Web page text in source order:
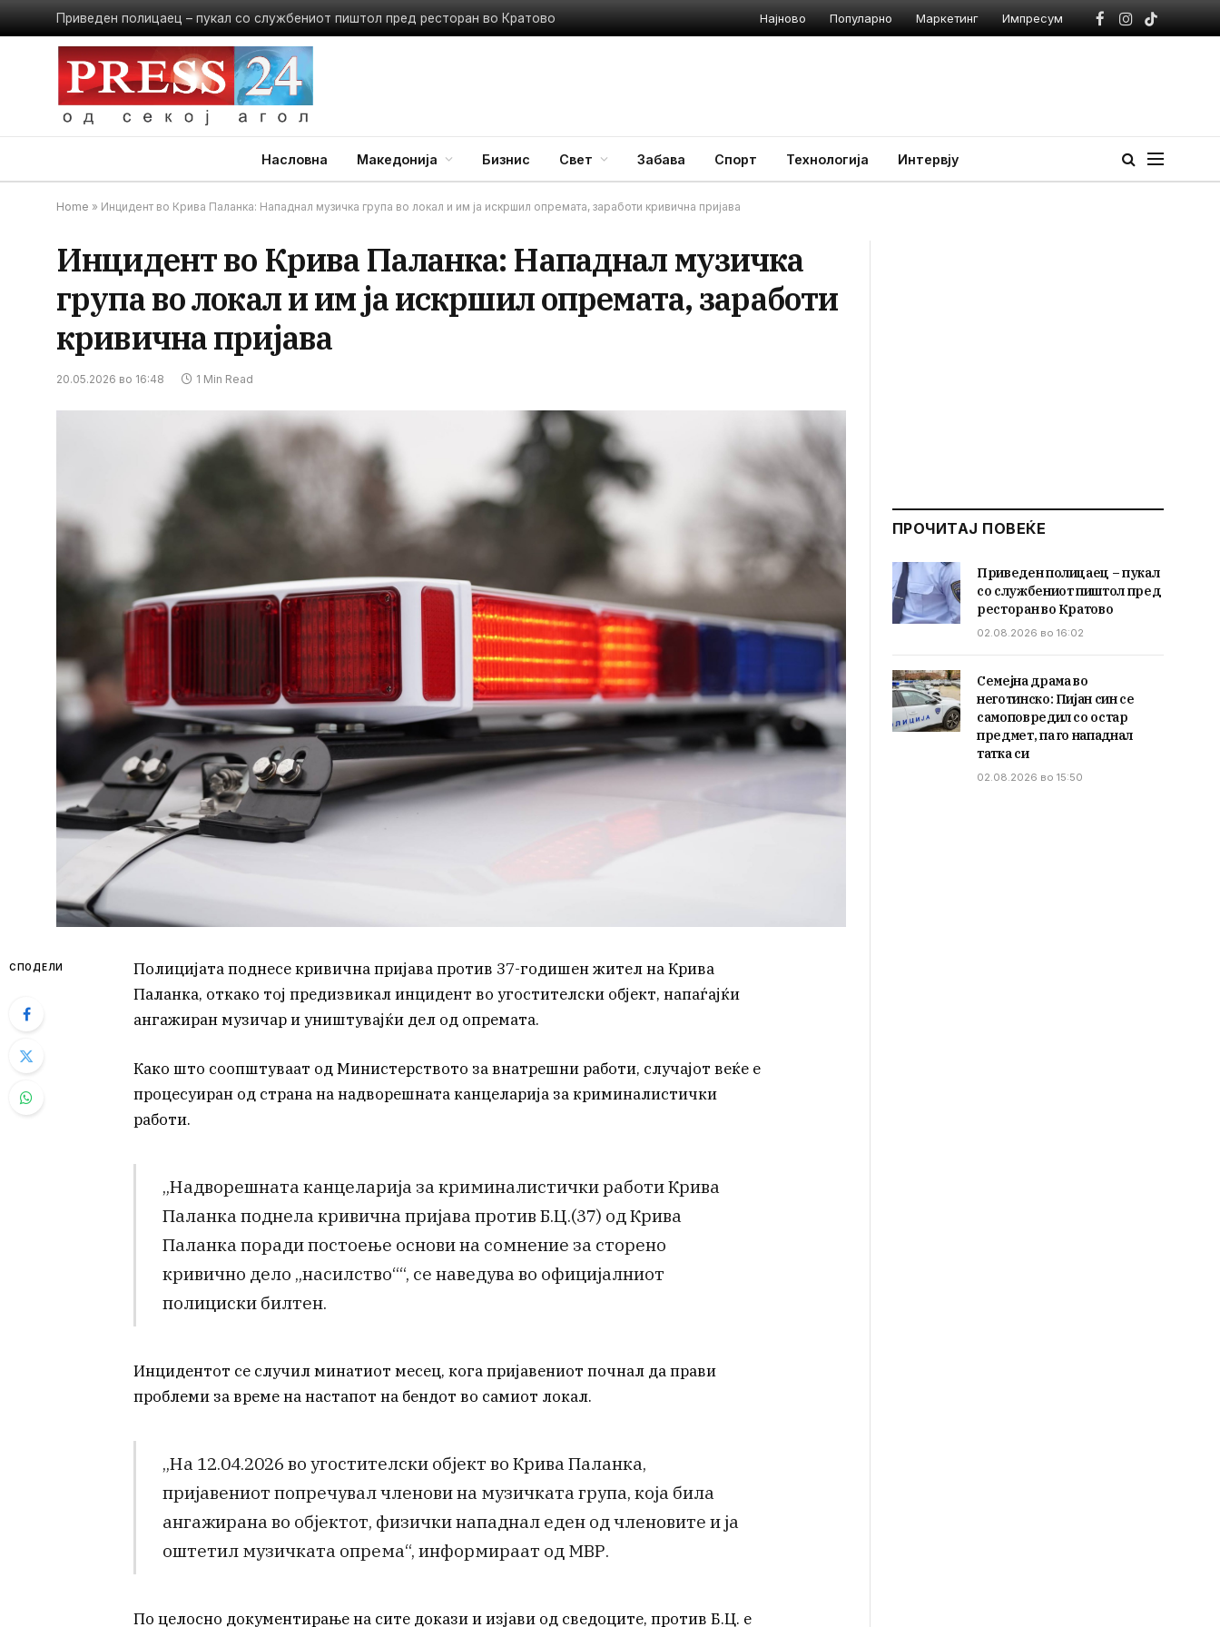
Приведен полицаец – пукал со службениот пиштол пред ресторан во Кратово Најново Популарно Маркетинг Импресум
Facebook
Instagram
TikTok
Насловна Македонија Бизнис Свет Забава Спорт Технологија Интервју
Home » Инцидент во Крива Паланка: Нападнал музичка група во локал и им ја искршил опремата, заработи кривична пријава
Инцидент во Крива Паланка: Нападнал музичка
група во локал и им ја искршил опремата, заработи
кривична пријава
20.05.2026 во 16:48 1 Min Read
СПОДЕЛИ
Полицијата поднесе кривична пријава против 37-годишен жител на Крива
Паланка, откако тој предизвикал инцидент во угостителски објект, напаѓајќи
ангажиран музичар и уништувајќи дел од опремата.
Како што соопштуваат од Министерството за внатрешни работи, случајот веќе е
процесуиран од страна на надворешната канцеларија за криминалистички
работи.
„Надворешната канцеларија за криминалистички работи Крива
Паланка поднела кривична пријава против Б.Ц.(37) од Крива
Паланка поради постоење основи на сомнение за сторено
кривично дело „насилство““, се наведува во официјалниот
полициски билтен.
Инцидентот се случил минатиот месец, кога пријавениот почнал да прави
проблеми за време на настапот на бендот во самиот локал.
„На 12.04.2026 во угостителски објект во Крива Паланка,
пријавениот попречувал членови на музичката група, која била
ангажирана во објектот, физички нападнал еден од членовите и ја
оштетил музичката опрема“, информираат од МВР.
По целосно документирање на сите докази и изјави од сведоците, против Б.Ц. е
ПРОЧИТАЈ ПОВЕЌЕ
Приведен полицаец – пукал
со службениот пиштол пред
ресторан во Кратово
02.08.2026 во 16:02
Семејна драма во
неготинско: Пијан син се
самоповредил со остар
предмет, па го нападнал
татка си
02.08.2026 во 15:50